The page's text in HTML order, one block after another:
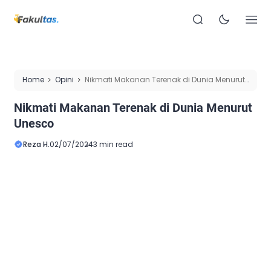
Home Opini
Nikmati Makanan Terenak di Dunia Menurut
Nikmati Makanan Terenak di Dunia Menurut
Unesco
Reza H.02/07/20243 min read